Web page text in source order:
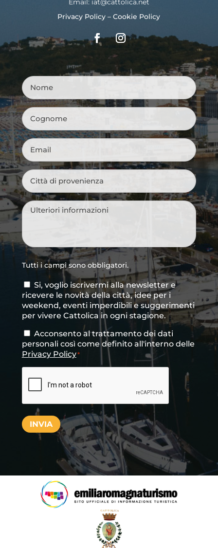
Email: iat@cattolica.net
Privacy Policy –Cookie Policy
Nome
Cognome
Email
Città
di
provenienza*
Messaggio
Tutti i campi sono obbligatori.
Consenso
newsletter
Si, voglio iscrivermi alla newsletter e
ricevere le novità della città, idee per i
weekend, eventi imperdibili e suggerimenti
per vivere Cattolica in ogni stagione.
Consenso*
Acconsento al trattamento dei dati
personali così come definito all'interno delle
Privacy Policy*
INVIA